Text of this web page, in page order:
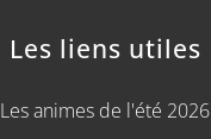
Les liens utiles
Les animes de l'été 2026